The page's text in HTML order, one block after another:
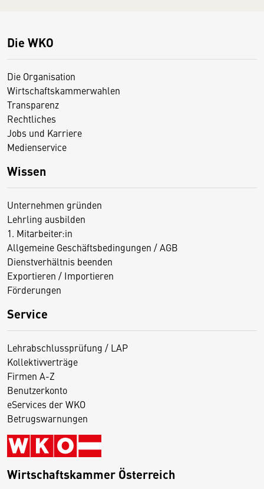
Die WKO
Die Organisation
Wirtschaftskammerwahlen
Transparenz
Rechtliches
Jobs und Karriere
Medienservice
Wissen
Unternehmen gründen
Lehrling ausbilden
1. Mitarbeiter:in
Allgemeine Geschäftsbedingungen / AGB
Dienstverhältnis beenden
Exportieren / Importieren
Förderungen
Service
Lehrabschlussprüfung / LAP
Kollektivverträge
Firmen A-Z
Benutzerkonto
eServices der WKO
Betrugswarnungen
Wirtschaftskammer Österreich